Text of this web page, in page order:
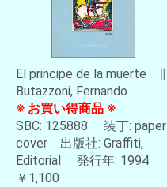
El principe de la muerte ∥
Butazzoni, Fernando
※ お買い得商品 ※
SBC: 125888 装丁: paper
cover 出版社: Graffiti,
Editorial 発行年: 1994
￥1,100